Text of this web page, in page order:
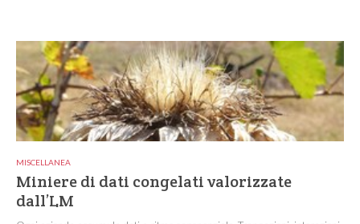
MISCELLANEA
Miniere di dati congelati valorizzate
dall’LM